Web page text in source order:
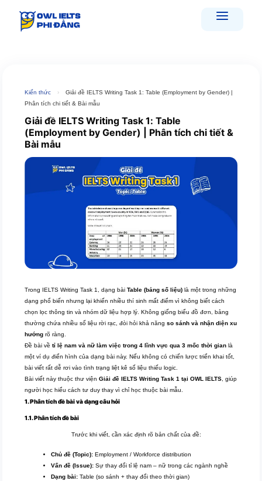
Kiến thức ›
Giải đề IELTS Writing Task 1: Table (Employment by Gender) |
Phân tích chi tiết & Bài mẫu
Giải đề IELTS Writing Task 1: Table
(Employment by Gender) | Phân tích chi tiết &
Bài mẫu
Trong IELTS Writing Task 1, dạng bàiTable (bảng số liệu) là một trong những
dạng phổ biến nhưng lại khiến nhiều thí sinh mất điểm vì không biết cách
chọn lọc thông tin và nhóm dữ liệu hợp lý. Không giống biểu đồ đơn, bảng
thường chứa nhiều số liệu rời rạc, đòi hỏi khả năngso sánh và nhận diện xu
hướng rõ ràng.
Đề bài vềtỉ lệ nam và nữ làm việc trong 4 lĩnh vực qua 3 mốc thời gian là
một ví dụ điển hình của dạng bài này. Nếu không có chiến lược triển khai tốt,
bài viết rất dễ rơi vào tình trạng liệt kê số liệu thiếu logic.
Bài viết này thuộc thư việnGiải đề IELTS Writing Task 1 tại OWL IELTS , giúp
người học hiểu cách tư duy thay vì chỉ học thuộc bài mẫu.
1. Phân tích đề bài và dạng câu hỏi
1.1. Phân tích đề bài
Trước khi viết, cần xác định rõ bản chất của đề:
Chủ đề (Topic): Employment / Workforce distribution
Vấn đề (Issue): Sự thay đổi tỉ lệ nam – nữ trong các ngành nghề
Dạng bài: Table (so sánh + thay đổi theo thời gian)